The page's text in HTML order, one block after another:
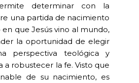
determinar con la
una partida de nacimiento
que Jesús vino al mundo,
la oportunidad de elegir
perspectiva teológica y
a robustecer la fe. Visto que
de su nacimiento, es